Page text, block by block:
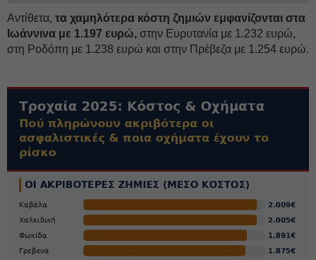
Αντίθετα, τα χαμηλότερα κόστη ζημιών εμφανίζονται στα
Ιωάννινα με 1.197 ευρώ, στην Ευρυτανία με 1.232 ευρώ,
στη Ροδόπη με 1.238 ευρώ και στην Πρέβεζα με 1.254 ευρώ.